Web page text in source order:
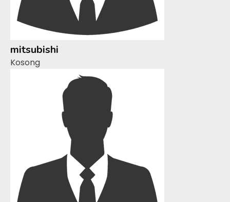
mitsubishi
Kosong